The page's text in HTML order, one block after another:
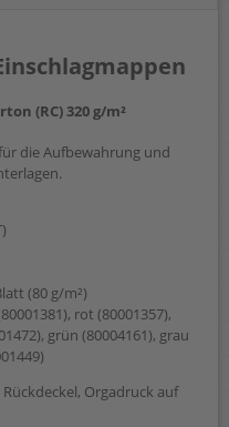
(RC) 320 g/m²
die Aufbewahrung und
(80 g/m²)
rot (80001357),
grün (80004161), grau
Orgadruck auf